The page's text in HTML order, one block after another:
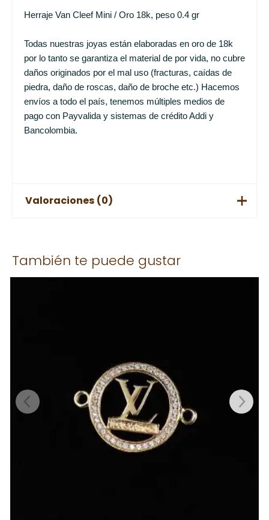
Herraje Van Cleef Mini / Oro 18k, peso 0.4 gr
Todas nuestras joyas están elaboradas en oro de 18k
por lo tanto se garantiza el material de por vida, no cubre
daños originados por el mal uso (fracturas, caídas de
piedra, daño de roscas, daño de broche etc.) Hacemos
envíos a todo el país, tenemos múltiples medios de
pago con Payvalida y sistemas de crédito Addi y
Bancolombia.
Valoraciones (0)
Solo los usuarios registrados que hayan comprado este
producto pueden hacer una valoración.
También te puede gustar